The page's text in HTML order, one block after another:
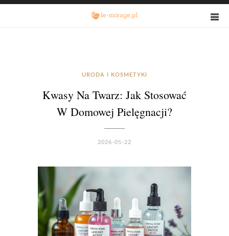
URODA I KOSMETYKI
Kwasy Na Twarz: Jak Stosować
W Domowej Pielęgnacji?
2026-05-22